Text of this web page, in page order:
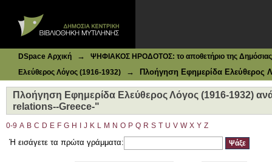
DSpace Αρχική →
ΨΗΦΙΑΚΟΣ ΗΡΟΔΟΤΟΣ: το αποθετήριο της Δημόσιας
Ελεύθερος Λόγος (1916-1932)
→ Πλοήγηση Εφημερίδα Ελεύθερος
Πλοήγηση Εφημερίδα Ελεύθερος Λόγος (1916-1932)
relations--Greece-"
0-9 A B C D E F G H J K L M N O P Q R S T U V W X Y Z
Ή εισάγετε τα πρώτα γράμματα: